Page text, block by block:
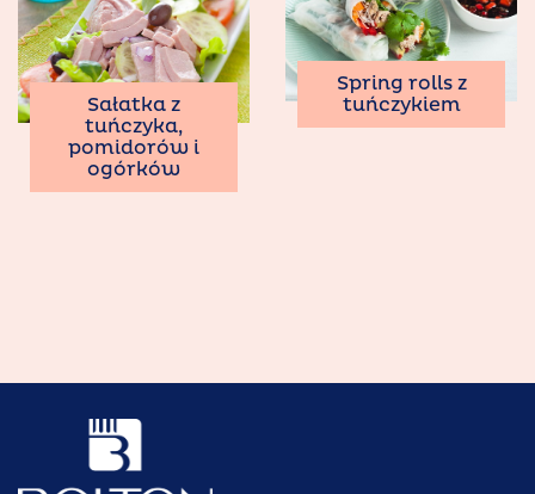
Sałatka z
tuńczyka,
pomidorów i
ogórków
Spring rolls z
tuńczykiem